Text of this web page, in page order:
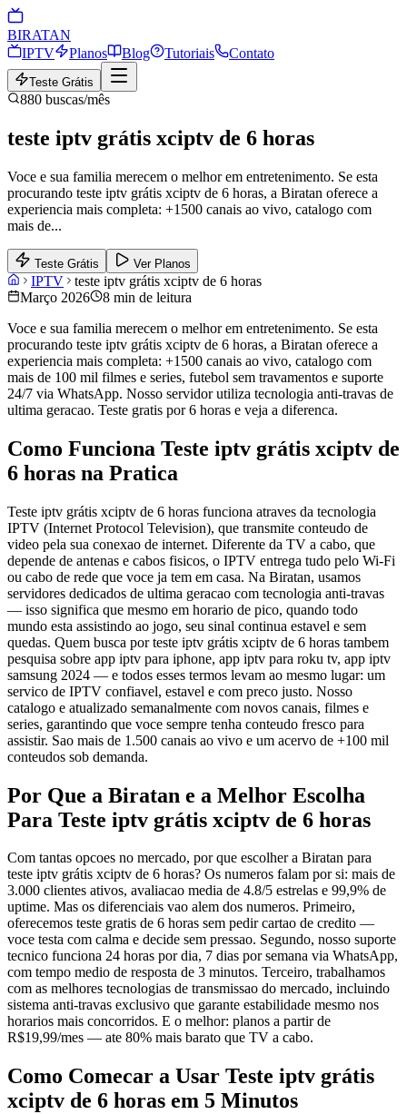
BIRATAN
IPTV
Planos Blog Tutoriais Contato
Teste Grátis
880 buscas/mês
teste iptv grátis xciptv de 6 horas
Voce e sua familia merecem o melhor em entretenimento. Se esta
procurando teste iptv grátis xciptv de 6 horas, a Biratan oferece a
experiencia mais completa: +1500 canais ao vivo, catalogo com
mais de...
Teste Grátis Ver Planos
IPTV
teste iptv grátis xciptv de 6 horas
Março 2026
8 min de leitura
Voce e sua familia merecem o melhor em entretenimento. Se esta
procurando teste iptv grátis xciptv de 6 horas, a Biratan oferece a
experiencia mais completa: +1500 canais ao vivo, catalogo com
mais de 100 mil filmes e series, futebol sem travamentos e suporte
24/7 via WhatsApp. Nosso servidor utiliza tecnologia anti-travas de
ultima geracao. Teste gratis por 6 horas e veja a diferenca.
Como Funciona Teste iptv grátis xciptv de
6 horas na Pratica
Teste iptv grátis xciptv de 6 horas funciona atraves da tecnologia
IPTV (Internet Protocol Television), que transmite conteudo de
video pela sua conexao de internet. Diferente da TV a cabo, que
depende de antenas e cabos fisicos, o IPTV entrega tudo pelo Wi-Fi
ou cabo de rede que voce ja tem em casa. Na Biratan, usamos
servidores dedicados de ultima geracao com tecnologia anti-travas
— isso significa que mesmo em horario de pico, quando todo
mundo esta assistindo ao jogo, seu sinal continua estavel e sem
quedas. Quem busca por teste iptv grátis xciptv de 6 horas tambem
pesquisa sobre app iptv para iphone, app iptv para roku tv, app iptv
samsung 2024 — e todos esses termos levam ao mesmo lugar: um
servico de IPTV confiavel, estavel e com preco justo. Nosso
catalogo e atualizado semanalmente com novos canais, filmes e
series, garantindo que voce sempre tenha conteudo fresco para
assistir. Sao mais de 1.500 canais ao vivo e um acervo de +100 mil
conteudos sob demanda.
Por Que a Biratan e a Melhor Escolha
Para Teste iptv grátis xciptv de 6 horas
Com tantas opcoes no mercado, por que escolher a Biratan para
teste iptv grátis xciptv de 6 horas? Os numeros falam por si: mais de
3.000 clientes ativos, avaliacao media de 4.8/5 estrelas e 99,9% de
uptime. Mas os diferenciais vao alem dos numeros. Primeiro,
oferecemos teste gratis de 6 horas sem pedir cartao de credito —
voce testa com calma e decide sem pressao. Segundo, nosso suporte
tecnico funciona 24 horas por dia, 7 dias por semana via WhatsApp,
com tempo medio de resposta de 3 minutos. Terceiro, trabalhamos
com as melhores tecnologias de transmissao do mercado, incluindo
sistema anti-travas exclusivo que garante estabilidade mesmo nos
horarios mais concorridos. E o melhor: planos a partir de
R$19,99/mes — ate 80% mais barato que TV a cabo.
Como Comecar a Usar Teste iptv grátis
xciptv de 6 horas em 5 Minutos